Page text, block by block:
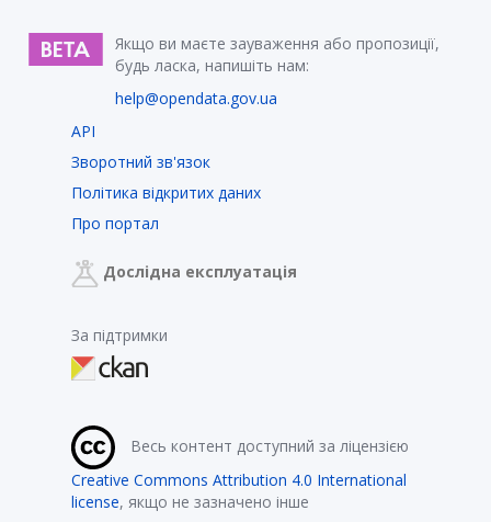
Якщо ви маєте зауваження або пропозиції,
будь ласка, напишіть нам:
help@opendata.gov.ua
API
Зворотний зв'язок
Політика відкритих даних
Про портал
Дослідна експлуатація
За підтримки
Весь контент доступний за ліцензією
Creative Commons Attribution 4.0 International
license, якщо не зазначено інше